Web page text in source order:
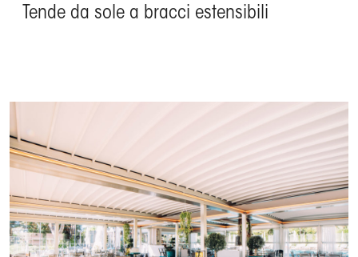
Tende da sole a bracci estensibili